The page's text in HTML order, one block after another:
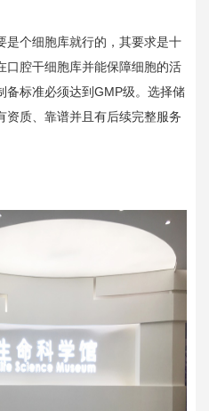
是个细胞库就行的，其要求是十
口腔干细胞库并能保障细胞的活
备标准必须达到GMP级。选择储
资质、靠谱并且有后续完整服务